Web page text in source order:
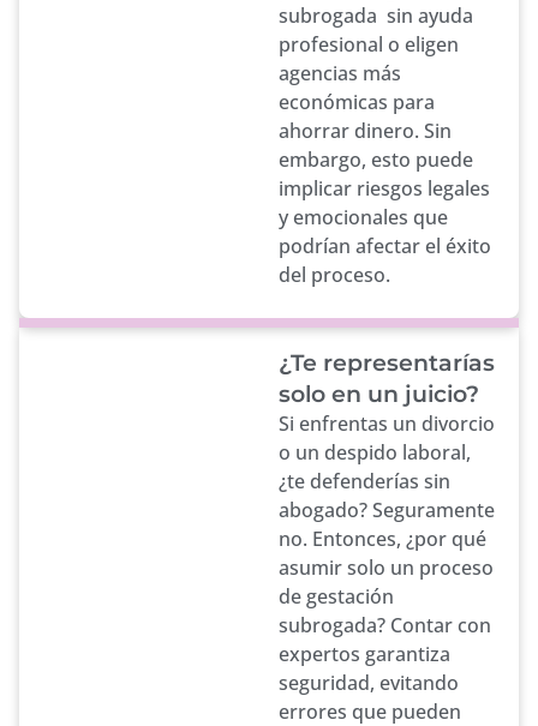
subrogada sin ayuda
profesional o eligen
agencias más
económicas para
ahorrar dinero. Sin
embargo, esto puede
implicar riesgos legales
y emocionales que
podrían afectar el éxito
del proceso.
¿Te representarías
solo en un juicio?
Si enfrentas un divorcio
o un despido laboral,
¿te defenderías sin
abogado? Seguramente
no. Entonces, ¿por qué
asumir solo un proceso
de gestación
subrogada? Contar con
expertos garantiza
seguridad, evitando
errores que pueden